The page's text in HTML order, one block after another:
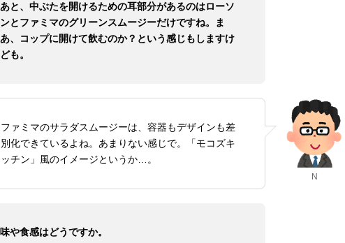
あと、中ぶたを開けるための耳部分があるのはローソ
ンとファミマのグリーンスムージーだけですね。ま
あ、コップに開けて飲むのか？という感じもしますけ
ども。
N
ファミマのサラダスムージーは、容器もデザインも差
別化できているよね。あまりない感じで。「モコズキ
ッチン」風のイメージというか…。
味や食感はどうですか。